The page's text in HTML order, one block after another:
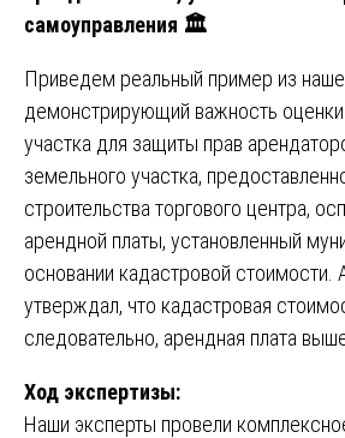
самоуправления 🏛️
Приведем реальный пример из
демонстрирующий важность
участка для защиты прав
земельного участка,
строительства торгового центра,
арендной платы, установленный
основании кадастровой стоимости.
утверждал, что кадастровая
следовательно, арендная плата
Ход экспертизы:
Наши эксперты провели